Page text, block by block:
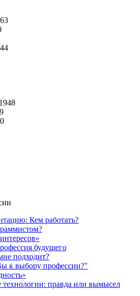
1948
Кем работать?
будущего
подходит?
к выбору профессии?"
правда или вымысел